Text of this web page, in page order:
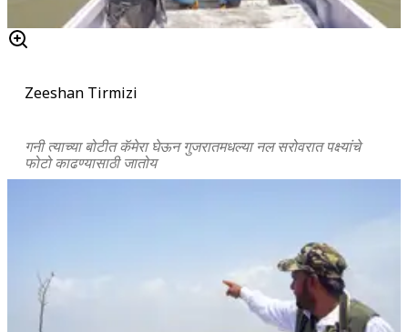
Zeeshan Tirmizi
गनी त्याच्या बोटीत कॅमेरा घेऊन गुजरातमधल्या नल सरोवरात पक्ष्यांचे
फोटो काढण्यासाठी जातोय